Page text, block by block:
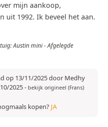
mijn aankoop,
uit 1992. Ik beveel het aan.
Austin mini - Afgelegde
op 13/11/2025 door Medhy
2025- bekijk origineel (Frans)
kopen? JA